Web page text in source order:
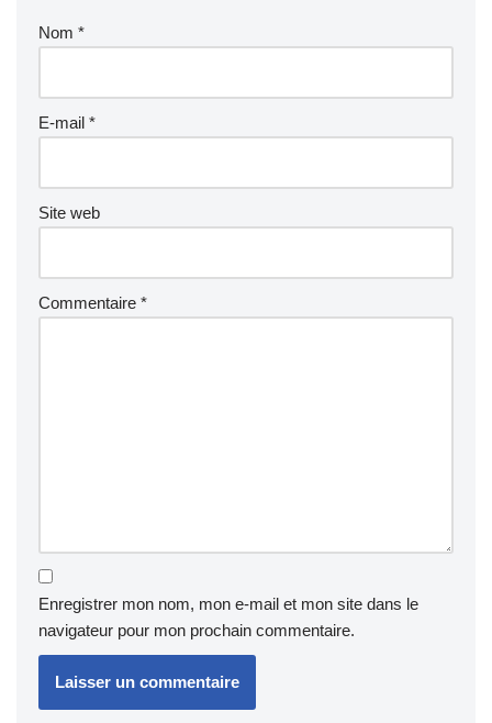
Nom *
E-mail *
Site web
Commentaire *
Enregistrer mon nom, mon e-mail et mon site dans le
navigateur pour mon prochain commentaire.